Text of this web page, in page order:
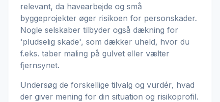
relevant, da havearbejde og små
byggeprojekter øger risikoen for personskader.
Nogle selskaber tilbyder også dækning for
'pludselig skade', som dækker uheld, hvor du
f.eks. taber maling på gulvet eller vælter
fjernsynet.
Undersøg de forskellige tilvalg og vurdér, hvad
der giver mening for din situation og risikoprofil.